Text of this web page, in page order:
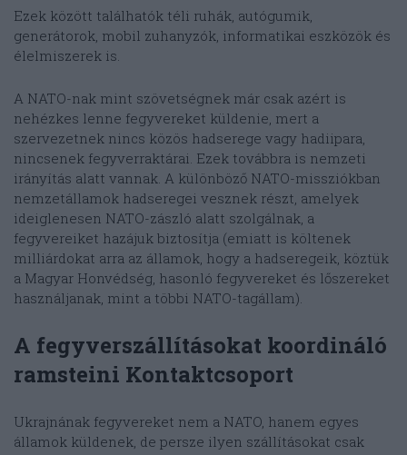
Ezek között találhatók téli ruhák, autógumik,
generátorok, mobil zuhanyzók, informatikai eszközök és
élelmiszerek is.
A NATO-nak mint szövetségnek már csak azért is
nehézkes lenne fegyvereket küldenie, mert a
szervezetnek nincs közös hadserege vagy hadiipara,
nincsenek fegyverraktárai. Ezek továbbra is nemzeti
irányítás alatt vannak. A különböző NATO-missziókban
nemzetállamok hadseregei vesznek részt, amelyek
ideiglenesen NATO-zászló alatt szolgálnak, a
fegyvereiket hazájuk biztosítja (emiatt is költenek
milliárdokat arra az államok, hogy a hadseregeik, köztük
a Magyar Honvédség, hasonló fegyvereket és lőszereket
használjanak, mint a többi NATO-tagállam).
A fegyverszállításokat koordináló
ramsteini Kontaktcsoport
Ukrajnának fegyvereket nem a NATO, hanem egyes
államok küldenek, de persze ilyen szállításokat csak